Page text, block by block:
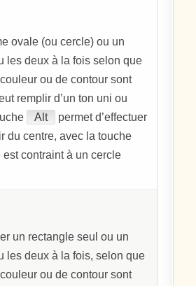
ovale (ou cercle) ou un
les deux à la fois selon que
ou de contour sont
remplir d’un ton uni ou
Alt
permet d’effectuer
du centre, avec la touche
est contraint à un cercle
un rectangle seul ou un
les deux à la fois, selon que
ou de contour sont